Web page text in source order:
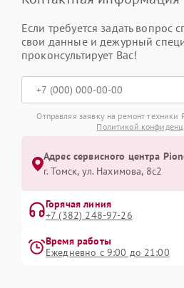
Если требуется задать вопрос
свои данные и дежурный
проконсультирует Вас!
Отправляя заявку на ремонт техники
Политикой
Адрес сервисного центра
г. Томск, ул. Нахимова, 8с2
Горячая линия
+7 (382) 248-97-26
Время работы
Ежедневно с 9:00 до 21:00